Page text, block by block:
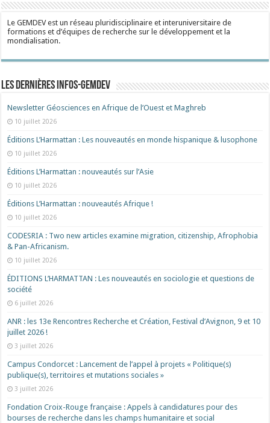
Le GEMDEV est un réseau pluridisciplinaire et interuniversitaire de
formations et d’équipes de recherche sur le développement et la
mondialisation.
Les dernières Infos-Gemdev
Newsletter Géosciences en Afrique de l’Ouest et Maghreb
10 juillet 2026
Éditions L’Harmattan : Les nouveautés en monde hispanique & lusophone
10 juillet 2026
Éditions L’Harmattan : nouveautés sur l’Asie
10 juillet 2026
Éditions L’Harmattan : nouveautés Afrique !​
10 juillet 2026
CODESRIA : Two new articles examine migration, citizenship, Afrophobia
& Pan-Africanism.
10 juillet 2026
ÉDITIONS L’HARMATTAN : Les nouveautés en sociologie et questions de
société
6 juillet 2026
ANR : les 13e Rencontres Recherche et Création, Festival d’Avignon, 9 et 10
juillet 2026 !
3 juillet 2026
Campus Condorcet : Lancement de l’appel à projets « Politique(s)
publique(s), territoires et mutations sociales »
3 juillet 2026
Fondation Croix-Rouge française : Appels à candidatures pour des
bourses de recherche dans les champs humanitaire et social